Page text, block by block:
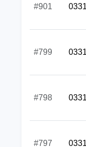
#901
#799
#798
#797